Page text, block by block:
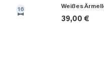
16
39,00 €